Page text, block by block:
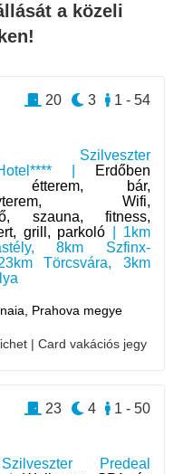
a közeli
Szilveszter
|
Erdőben
étterem, bár,
Wifi,
szauna, fitness,
grill, parkoló | 1km
8km Szfinx-
Törcsvára, 3km
Prahova megye
| Card vakációs jegy
1 - 54
3
20
Predeal
1 - 50
4
23